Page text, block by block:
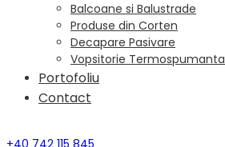
Balcoane si Balustrade
Produse din Corten
Decapare Pasivare
Vopsitorie Termospumanta
Portofoliu
Contact
+40 742 115 845